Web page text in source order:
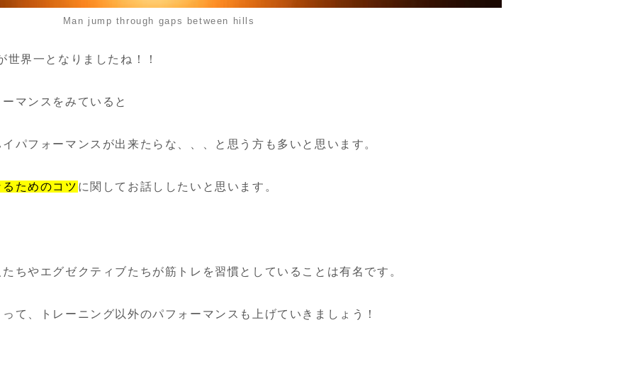
Man jump through gaps between hills
界一となりましたね！！
マンスをみていると
パフォーマンスが出来たらな、、、と思う方も多いと思います。
ためのコツ に関してお話ししたいと思います。
ちやエグゼクティブたちが筋トレを習慣としていることは有名です。
て、トレーニング以外のパフォーマンスも上げていきましょう！